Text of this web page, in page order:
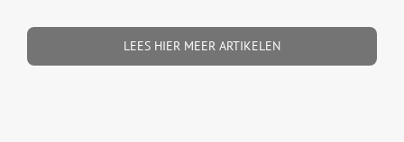
LEES HIER MEER ARTIKELEN